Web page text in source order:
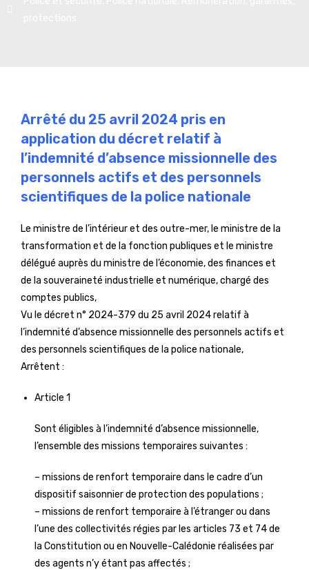
Arrêté du 25 avril 2024 pris en
application du décret relatif à
l’indemnité d’absence missionnelle des
personnels actifs et des personnels
scientifiques de la police nationale
Le ministre de l’intérieur et des outre-mer, le ministre de la
transformation et de la fonction publiques et le ministre
délégué auprès du ministre de l’économie, des finances et
de la souveraineté industrielle et numérique, chargé des
comptes publics,
Vu le décret n° 2024-379 du 25 avril 2024 relatif à
l’indemnité d’absence missionnelle des personnels actifs et
des personnels scientifiques de la police nationale,
Arrêtent :
Article 1
Sont éligibles à l’indemnité d’absence missionnelle,
l’ensemble des missions temporaires suivantes :
– missions de renfort temporaire dans le cadre d’un
dispositif saisonnier de protection des populations ;
– missions de renfort temporaire à l’étranger ou dans
l’une des collectivités régies par les articles 73 et 74 de
la Constitution ou en Nouvelle-Calédonie réalisées par
des agents n’y étant pas affectés ;